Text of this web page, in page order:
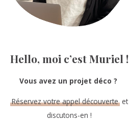
Hello, moi c’est Muriel !
Vous avez un projet déco ?
Réservez votre appel découverte et
discutons-en !